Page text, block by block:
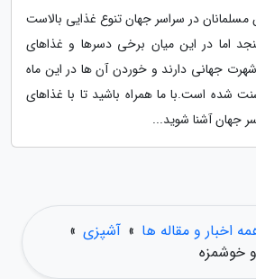
در سراسر جهان تنوع غذایی بالاست
اما در این میان برخی دسرها و غذاهای
جهانی دارند و خوردن آن ها در این ماه
شده است.با ما همراه باشید تا با غذاهای
جهان آشنا شوید...
اخبار و مقاله ها » آشپزی »
خوشمزه